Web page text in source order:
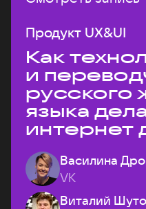
Продукт UX&UI
Как
и
русского
языка
интернет
Василина
VK
Виталий